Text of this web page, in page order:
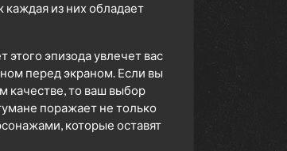
каждая из них обладает
эпизода увлечет вас
перед экраном. Если вы
качестве, то ваш выбор
поражает не только
которые оставят